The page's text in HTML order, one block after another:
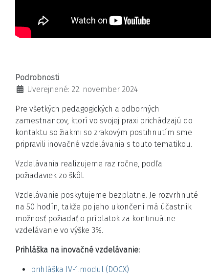
Podrobnosti
Uverejnené: 22. november 2024
Pre všetkých pedagogických a odborných
zamestnancov, ktorí vo svojej praxi prichádzajú do
kontaktu so žiakmi so zrakovým postihnutím sme
pripravili inovačné vzdelávania s touto tematikou.
Vzdelávania realizujeme raz ročne, podľa
požiadaviek zo škôl.
Vzdelávanie poskytujeme bezplatne. Je rozvrhnuté
na 50 hodín, takže po jeho ukončení má účastník
možnosť požiadať o príplatok za kontinuálne
vzdelávanie vo výške 3%.
Prihláška na inovačné vzdelávanie:
prihláška IV-1.modul (DOCX)